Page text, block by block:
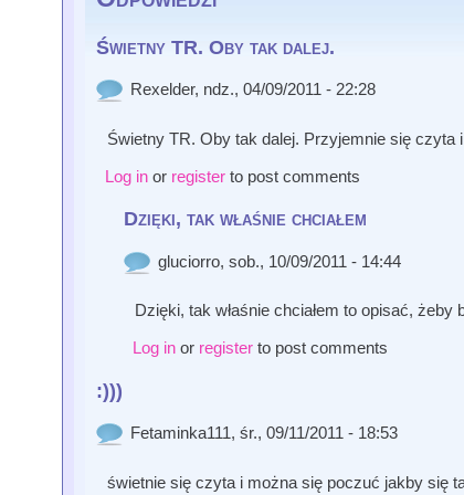
Świetny TR. Oby tak dalej.
Rexelder, ndz., 04/09/2011 - 22:28
Świetny TR. Oby tak dalej. Przyjemnie się czyta
Log inor registerto post comments
Dzięki, tak właśnie chciałem
gluciorro, sob., 10/09/2011 - 14:44
Dzięki, tak właśnie chciałem to opisać,
Log inor registerto post comments
:)))
Fetaminka111, śr., 09/11/2011 - 18:53
świetnie się czyta i można się poczuć jakby się